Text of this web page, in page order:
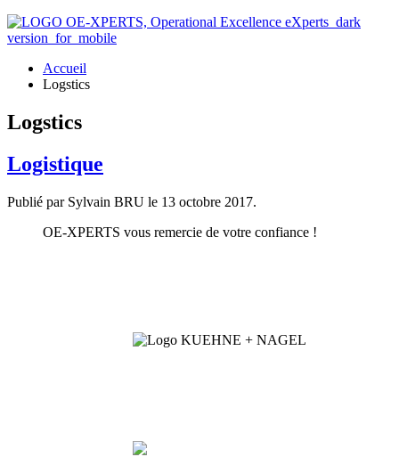
Accueil
Logstics
Logstics
Logistique
Publié par Sylvain BRU le 13 octobre 2017.
OE-XPERTS vous remercie de votre confiance !